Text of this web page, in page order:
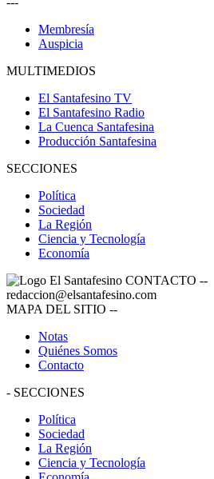
Membresía
Auspicia
MULTIMEDIOS
El Santafesino TV
El Santafesino Radio
La Cuenca Santafesina
Producción Santafesina
SECCIONES
Política
Sociedad
La Región
Ciencia y Tecnología
Economía
CONTACTO --
redaccion@elsantafesino.com
MAPA DEL SITIO --
Notas
Quiénes Somos
Contacto
- SECCIONES
Política
Sociedad
La Región
Ciencia y Tecnología